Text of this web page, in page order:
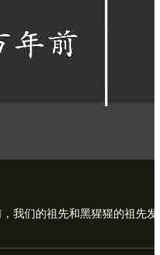
我们的祖先和黑猩猩的祖先